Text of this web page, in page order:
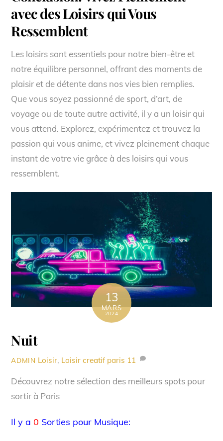
avec des Loisirs qui Vous
Ressemblent
Les loisirs sont essentiels pour notre bien-être et
notre équilibre personnel, offrant des moments de
plaisir et de détente dans nos vies bien remplies.
Que vous soyez passionné de sport, d’art, de
voyage ou de toute autre activité, il y a un loisir qui
vous attend. Explorez, expérimentez et trouvez la
passion qui vous anime, et vivez pleinement chaque
instant de votre vie grâce à des loisirs qui vous
ressemblent.
13
MARS
2024
Nuit
ADMIN Loisir, Loisir creatif paris 11
Découvrez notre sélection des meilleurs spots pour
sortir à Paris
Il y a 0 Sorties pour Musique: